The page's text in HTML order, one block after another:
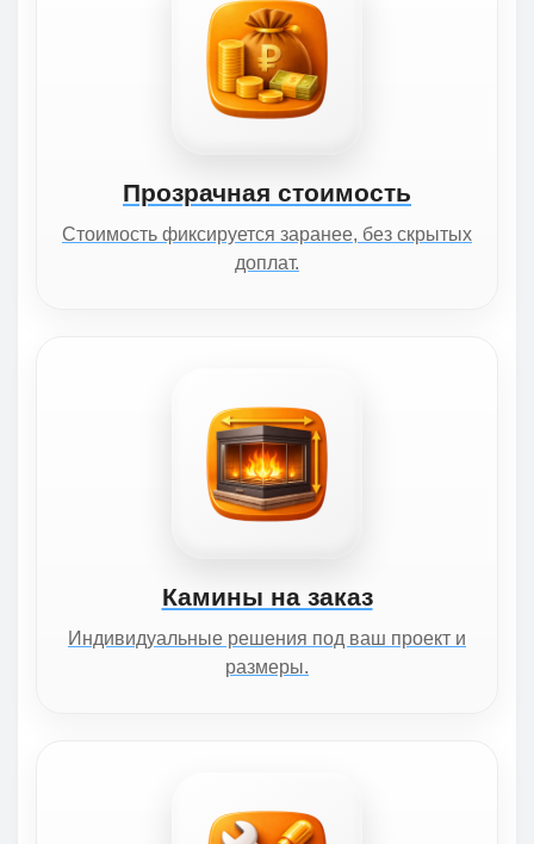
Прозрачная стоимость
Стоимость фиксируется заранее, без скрытых
доплат.
Камины на заказ
Индивидуальные решения под ваш проект и
размеры.